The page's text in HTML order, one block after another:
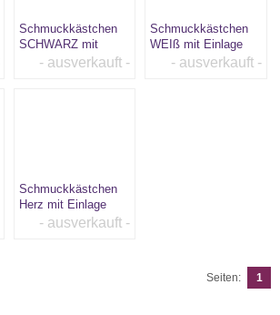
Schmuckkästchen
SCHWARZ mit
Einlage- ausverkauft -
Schmuckkästchen
WEIß mit Einlage
- ausverkauft -
Schmuckkästchen
Herz mit Einlage
- ausverkauft -
Seiten: 1